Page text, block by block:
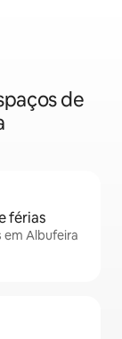
de
férias
em Albufeira